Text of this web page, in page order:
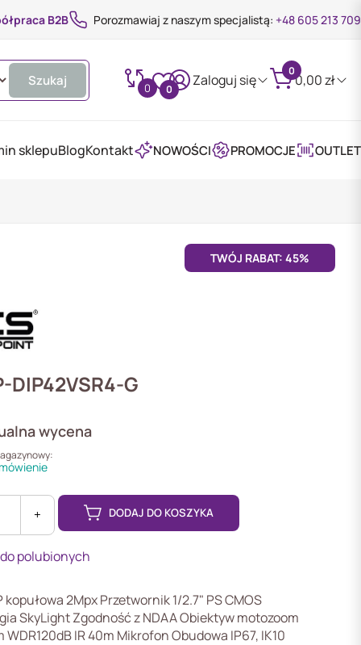
B2B Porozmawiaj z naszym specjalistą: +48 605 213 709
Szukaj 0 0
Zaloguj się
0
0,00zł
sklepuBlogKontakt NOWOŚCI PROMOCJE OUTLET
TWÓJ RABAT: 45%
DIP42VSR4-G
wycena
+ DODAJ DO KOSZYKA
polubionych
kopułowa 2Mpx Przetwornik 1/2.7" PS CMOS
SkyLight Zgodność z NDAA Obiektyw motozoom
WDR120dB IR 40m Mikrofon Obudowa IP67, IK10